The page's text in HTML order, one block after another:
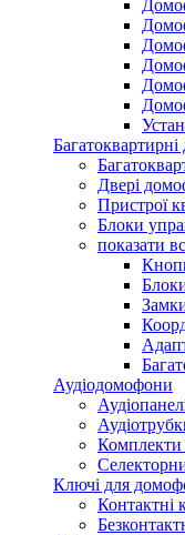
Двері
Пристрої
Блоки
показати
Аудіодомофони
Комплекти
Ключі для
Контактні